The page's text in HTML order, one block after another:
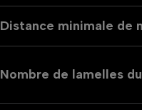
Distance minimale de
Nombre de lamelles